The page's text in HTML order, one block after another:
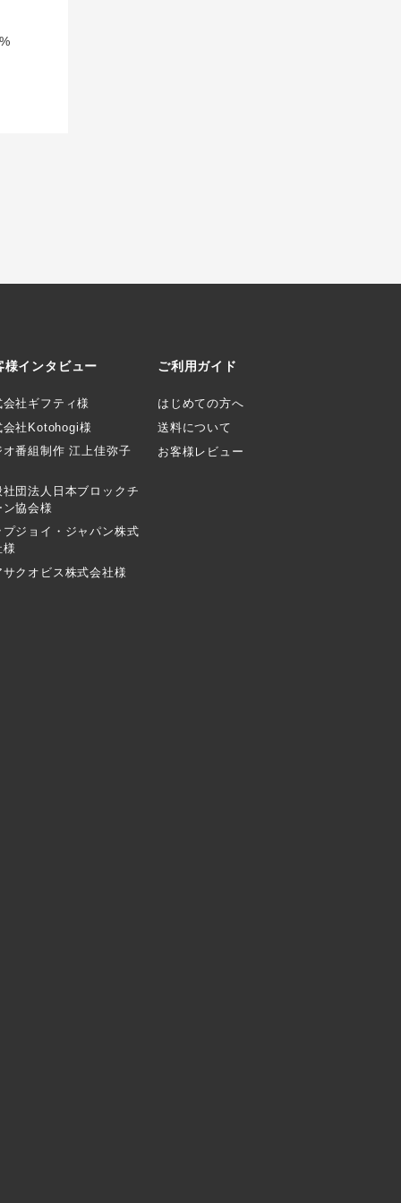
様インタビュー
会社ギフティ様
会社Kotohogi様
オ番組制作 江上佳弥子
社団法人日本ブロックチ
ン協会様
プジョイ・ジャパン株式
様
サクオビス株式会社様
ご利用ガイド
はじめての方へ
送料について
お客様レビュー